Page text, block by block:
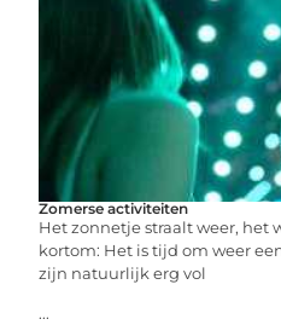
Zomerse activiteiten
Het zonnetje straalt weer, het
kortom: Het is tijd om weer
zijn natuurlijk erg vol
...